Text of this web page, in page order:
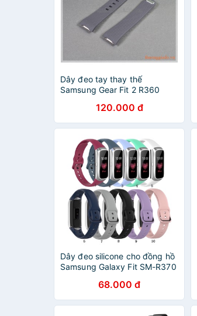
Dây đeo tay thay thế
Samsung Gear Fit 2 R360
120.000 đ
Dây đeo silicone cho đồng hồ
Samsung Galaxy Fit SM-R370
68.000 đ